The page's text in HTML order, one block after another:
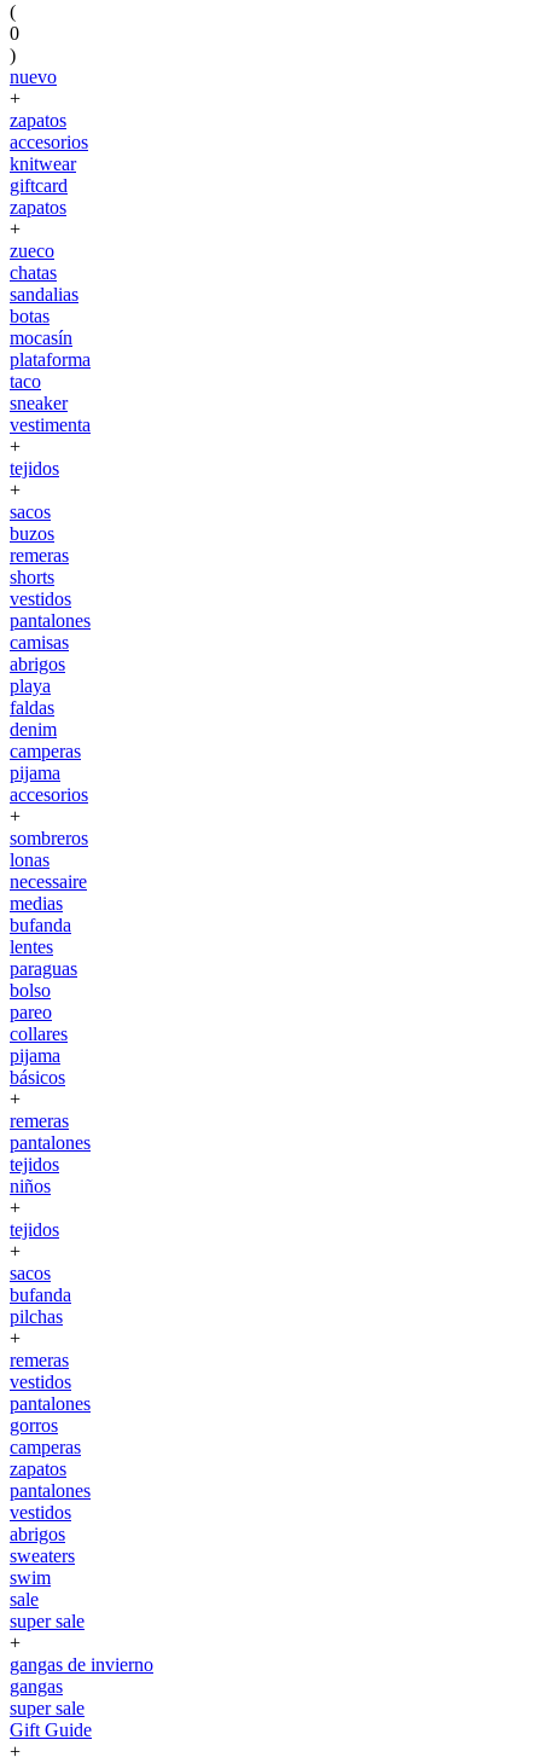
(
0
)
nuevo
+
zapatos
accesorios
knitwear
giftcard
zapatos
+
zueco
chatas
sandalias
botas
mocasín
plataforma
taco
sneaker
vestimenta
+
tejidos
+
sacos
buzos
remeras
shorts
vestidos
pantalones
camisas
abrigos
playa
faldas
denim
camperas
pijama
accesorios
+
sombreros
lonas
necessaire
medias
bufanda
lentes
paraguas
bolso
pareo
collares
pijama
básicos
+
remeras
pantalones
tejidos
niños
+
tejidos
+
sacos
bufanda
pilchas
+
remeras
vestidos
pantalones
gorros
camperas
zapatos
pantalones
vestidos
abrigos
sweaters
swim
sale
super sale
+
gangas de invierno
gangas
super sale
Gift Guide
+